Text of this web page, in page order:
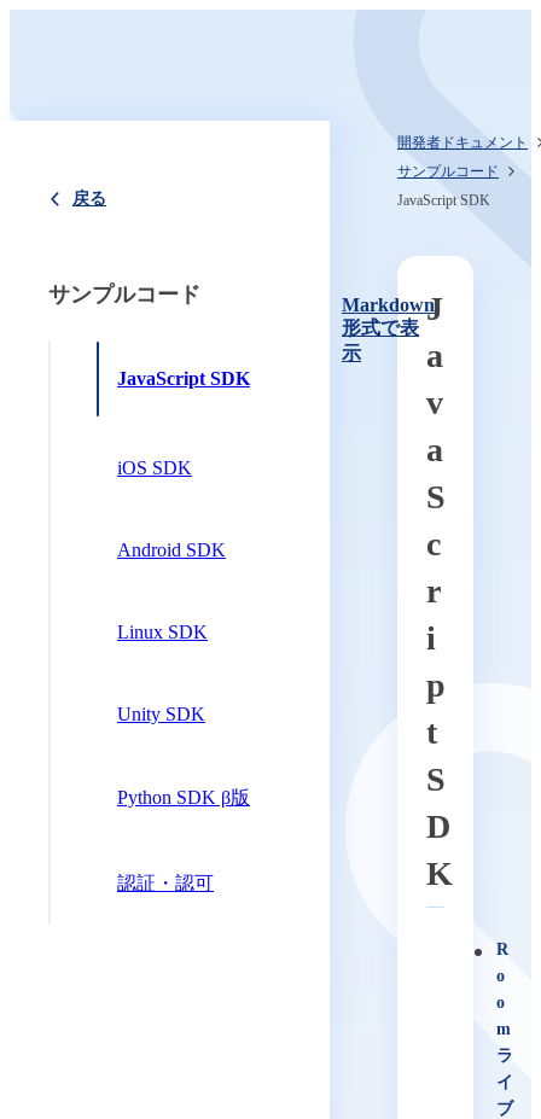
戻る
サンプルコード
JavaScript SDK
iOS SDK
Android SDK
Linux SDK
Unity SDK
Python SDK β版
認証・認可
開発者ドキュメント
サンプルコード
JavaScript SDK
Markdown
形式で表
示
J
a
v
a
S
c
r
i
p
t
S
D
K
R
o
o
m
ラ
イ
ブ